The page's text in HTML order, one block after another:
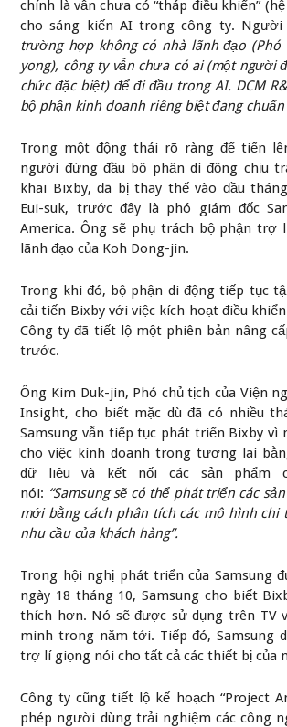
chính là vẫn chưa có “tháp điều khiển”
cho sáng kiến AI trong công ty. Người
trường hợp không có nhà lãnh đạo (Phó
yong), công ty vẫn chưa có ai (một người
chức đặc biệt) để đi đầu trong AI. DCM
bộ phận kinh doanh riêng biệt đang chuẩn
Trong một động thái rõ ràng để tiến
người đứng đầu bộ phận di động chịu
khai Bixby, đã bị thay thế vào đầu
Eui-suk, trước đây là phó giám đốc
America. Ông sẽ phụ trách bộ phận trợ
lãnh đạo của Koh Dong-jin.
Trong khi đó, bộ phận di động tiếp tục
cải tiến Bixby với việc kích hoạt điều
Công ty đã tiết lộ một phiên bản nâng
trước.
Ông Kim Duk-jin, Phó chủ tịch của Viện
Insight, cho biết mặc dù đã có nhiều
Samsung vẫn tiếp tục phát triển Bixby vì
cho việc kinh doanh trong tương lai
dữ liệu và kết nối các sản phẩm
nói: “Samsung sẽ có thể phát triển các
mới bằng cách phân tích các mô hình chi
nhu cầu của khách hàng”.
Trong hội nghị phát triển của Samsung
ngày 18 tháng 10, Samsung cho biết
thích hơn. Nó sẽ được sử dụng trên TV
minh trong năm tới. Tiếp đó, Samsung
trợ lí giọng nói cho tất cả các thiết bị của
Công ty cũng tiết lộ kế hoạch “Project
phép người dùng trải nghiệm các công